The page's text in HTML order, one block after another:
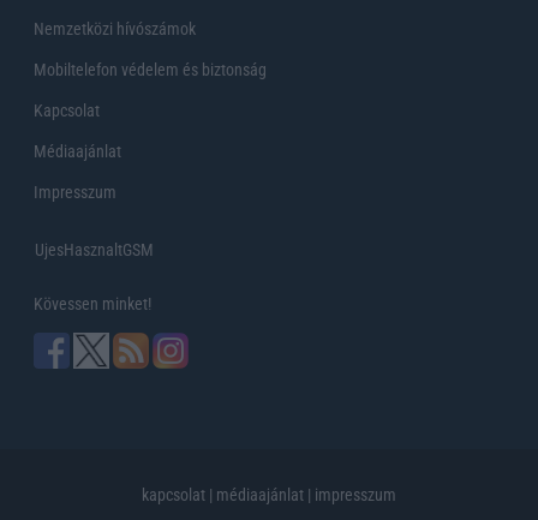
Nemzetközi hívószámok
Mobiltelefon védelem és biztonság
Kapcsolat
Médiaajánlat
Impresszum
UjesHasznaltGSM
Kövessen minket!
kapcsolat | médiaajánlat | impresszum